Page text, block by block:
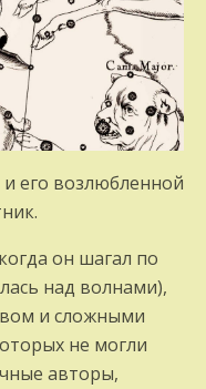
его воз­любленной
он шагал по
над волнами),
и сложными
не могли
авторы,